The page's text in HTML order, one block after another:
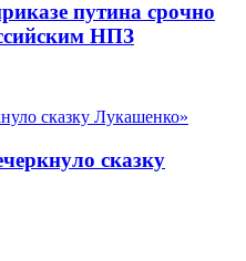
путина срочно
НПЗ
сказку